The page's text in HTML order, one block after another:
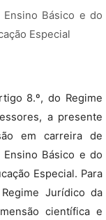
Básico e do
Especial
8.º, do Regime
a presente
em carreira de
Básico e do
Especial. Para
Jurídico da
científica e